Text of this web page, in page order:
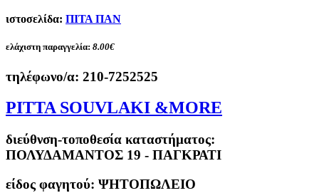
ιστοσελίδα: ΠΙΤΑ ΠΑΝ
ελάχιστη παραγγελία: 8.00€
τηλέφωνο/α: 210-7252525
PITTA SOUVLAKI &MORE
διεύθνση-τοποθεσία καταστήματος:
ΠΟΛΥΔΑΜΑΝΤΟΣ 19 - ΠΑΓΚΡΑΤΙ
είδος φαγητού: ΨΗΤΟΠΩΛΕΙΟ